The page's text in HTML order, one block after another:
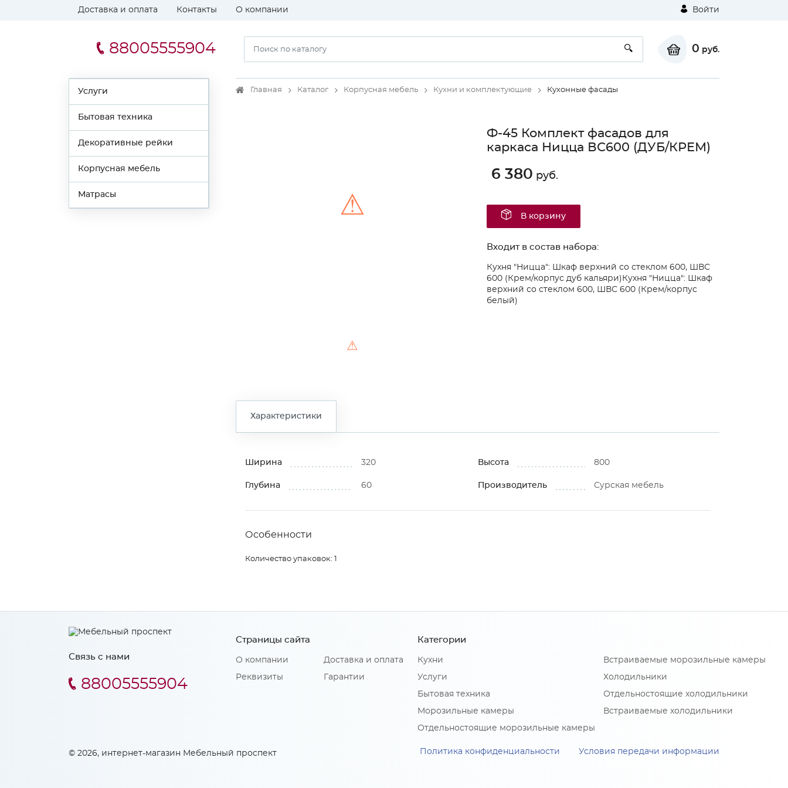
Доставка и оплата Контакты О компании Войти
88005555904 0 руб.
Услуги
Бытовая техника
Декоративные рейки
Корпусная мебель
Матрасы
Главная Каталог Корпусная мебель Кухни и комплектующие Кухонные фасады
⚠
⚠
Ф-45 Комплект фасадов для
каркаса Ницца ВС600 (ДУБ/КРЕМ)
6 380 руб.
В корзину
Входит в состав набора:
Кухня "Ницца": Шкаф верхний со стеклом 600, ШВС
600 (Крем/корпус дуб кальяри) Кухня "Ницца": Шкаф
верхний со стеклом 600, ШВС 600 (Крем/корпус
белый)
Характеристики
Ширина 320 Высота 800
Глубина 60 Производитель Сурская мебель
Особенности
Количество упаковок: 1
Связь с нами
88005555904
Страницы сайта
О компании
Реквизиты
Доставка и оплата
Гарантии
Категории
Кухни
Услуги
Бытовая техника
Морозильные камеры
Отдельностоящие морозильные камеры
Встраиваемые морозильные камеры
Холодильники
Отдельностоящие холодильники
Встраиваемые холодильники
© 2026, интернет-магазин Мебельный проспект Политика конфиденциальности Условия передачи информации